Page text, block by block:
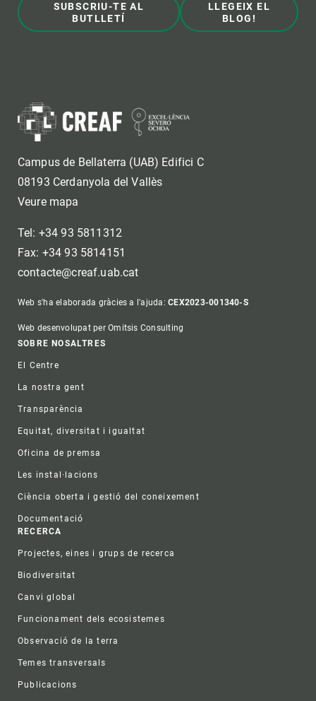
SUBSCRIU-TE AL
BUTLLETÍ
LLEGEIX EL
BLOG!
Campus de Bellaterra (UAB) Edifici C
08193 Cerdanyola del Vallès
Veure mapa
Tel: +34 93 5811312
Fax: +34 93 5814151
contacte@creaf.uab.cat
Web s'ha elaborada gràcies a l'ajuda:CEX2023-001340-S
Web desenvolupat per Omitsis Consulting
Footer
SOBRE NOSALTRES
El Centre
La nostra gent
Transparència
Equitat, diversitat i igualtat
Oficina de premsa
Les instal·lacions
Ciència oberta i gestió del coneixement
Documentació
RECERCA
Projectes, eines i grups de recerca
Biodiversitat
Canvi global
Funcionament dels ecosistemes
Observació de la terra
Temes transversals
Publicacions